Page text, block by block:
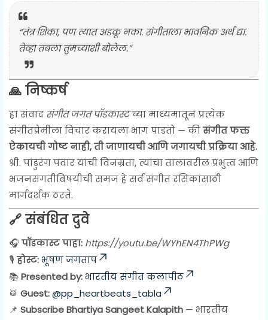
“तंत्र शिका, पण त्यात अडकू नका. संगीताला भावनिक अर्थ द्या.
तेव्हा तबला तुमच्याशी बोलेल.”
🙏 निष्कर्ष
हा संवाद संगीत जगत पॉडकास्टच्या माध्यमातून प्रत्येक
संगीतप्रेमीला विचार करायला भाग पाडतो — कीसंगीत फक्त
ऐकायची गोष्ट नाही, ती जाणायची आणि जगायची प्रक्रिया आहे.
श्री. पांडुरंग पवार यांची विनम्रता, त्यांचा तालावरील प्रभुत्व आणि
भजनसंगतीविषयीची समज हे सर्व संगीत रसिकांसाठी
मार्गदर्शक ठरते.
🔗 संबंधित दुवे
🎧 पॉडकास्ट पाहा: https://youtu.be/WYhEN4ThPWg
🎙️ होस्ट:भूषण जगताप
📚Presented by:भारतीय संगीत कलापीठ
🥁 Guest:@pp_heartbeats_tabla
📌 Subscribe Bhartiya Sangeet Kalapith — भारतीय